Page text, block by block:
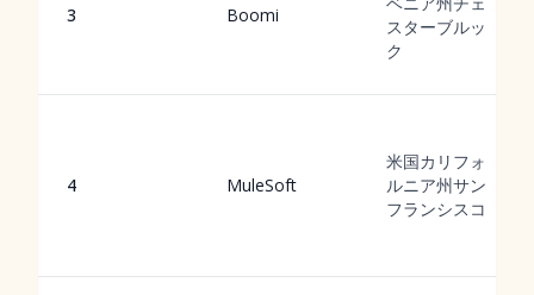
3 Boomi
スターブルッ
ク
4 MuleSoft
米国カリフォ
ルニア州サン
フランシスコ